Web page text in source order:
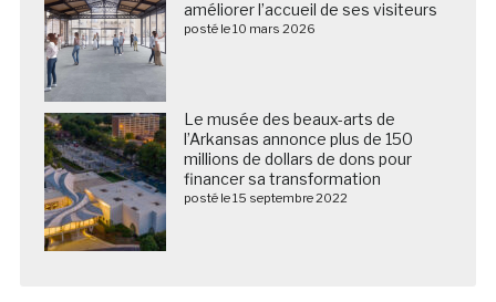
améliorer l’accueil de ses visiteurs
posté le 10 mars 2026
Le musée des beaux-arts de
l’Arkansas annonce plus de 150
millions de dollars de dons pour
financer sa transformation
posté le 15 septembre 2022